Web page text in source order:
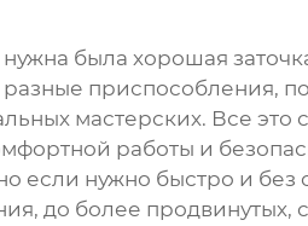
была хорошая
разные приспособления,
мастерских. Все это
работы и
если нужно быстро и без
до более продвинутых,